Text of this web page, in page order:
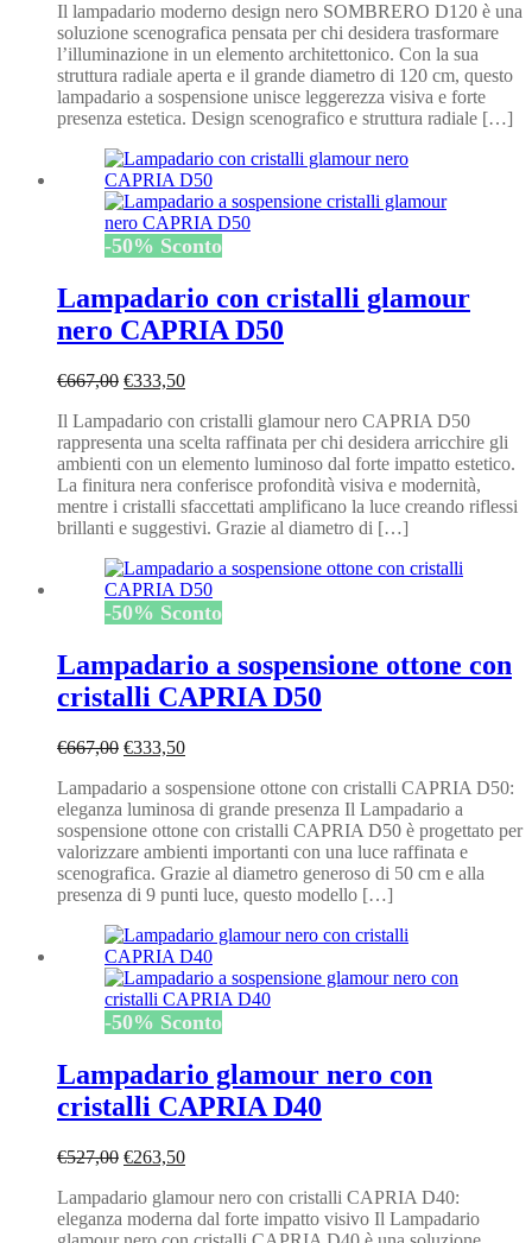
originale
era:
€430,00.
attuale
è:
€215,00.
Il lampadario moderno design nero SOMBRERO D120 è una
soluzione scenografica pensata per chi desidera trasformare
l’illuminazione in un elemento architettonico. Con la sua
struttura radiale aperta e il grande diametro di 120 cm, questo
lampadario a sospensione unisce leggerezza visiva e forte
presenza estetica. Design scenografico e struttura radiale […]
-50% Sconto
Lampadario con cristalli glamour
nero CAPRIA D50
€667,00 Il
originale
era:
€667,00.
€333,50Il
attuale
è:
€333,50.
Il Lampadario con cristalli glamour nero CAPRIA D50
rappresenta una scelta raffinata per chi desidera arricchire gli
ambienti con un elemento luminoso dal forte impatto estetico.
La finitura nera conferisce profondità visiva e modernità,
mentre i cristalli sfaccettati amplificano la luce creando riflessi
brillanti e suggestivi. Grazie al diametro di […]
-50% Sconto
Lampadario a sospensione ottone con
cristalli CAPRIA D50
€667,00 Il
originale
era:
€667,00.
€333,50Il
attuale
è:
€333,50.
Lampadario a sospensione ottone con cristalli CAPRIA D50:
eleganza luminosa di grande presenza Il Lampadario a
sospensione ottone con cristalli CAPRIA D50 è progettato per
valorizzare ambienti importanti con una luce raffinata e
scenografica. Grazie al diametro generoso di 50 cm e alla
presenza di 9 punti luce, questo modello […]
-50% Sconto
Lampadario glamour nero con
cristalli CAPRIA D40
€527,00 Il
originale
era:
€263,50Il
attuale
è:
Lampadario glamour nero con cristalli CAPRIA D40:
eleganza moderna dal forte impatto visivo Il Lampadario